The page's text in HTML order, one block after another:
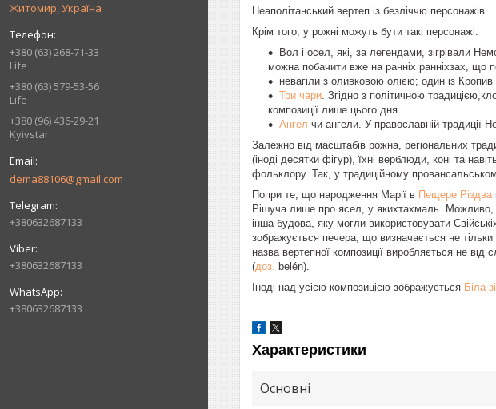
Житомир, Україна
+380 (63) 268-71-33
Life
+380 (63) 579-53-56
Life
+380 (96) 436-29-21
Kyivstar
dema88106@gmail.com
+380632687133
+380632687133
+380632687133
Неаполітанський вертеп із безліччю персонажів
Крім того, у рожні можуть бути такі персонажі:
Вол і осел, які, за легендами, зігрівали
можна побачити вже на ранніх ранніхзах, що
невагіли з оливковою олією; один із
Три чари . Згідно з політичною
композиції лише цього дня.
Ангел чи ангели. У православній традиції
Залежно від масштабів рожна, регіональних
(іноді десятки фігур), їхні верблюди, коні та
фольклору. Так, у традиційному
Попри те, що народження Марії в Пещере Різдва
Рішуча лише про ясел, у якихтахмаль. Можливо,
інша будова, яку могли використовувати
зображується печера, що визначається не
назва вертепної композиції виробляється не
(доз. belén).
Іноді над усією композицією зображується Біла
Характеристики
Основні